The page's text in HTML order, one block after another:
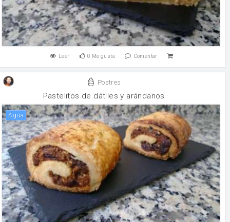
Leer 0 Me gusta Comentar
Postres
Pastelitos de dátiles y arándanos
agua